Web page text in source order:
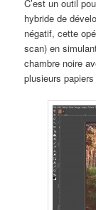
C’est un outil
hybride de
négatif, cette
scan) en
chambre noire
plusieurs